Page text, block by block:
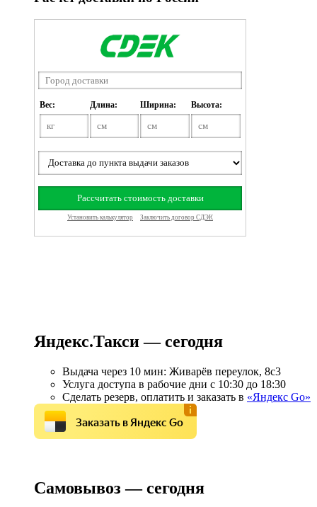
Яндекс.Такси — сегодня
Выдача через 10 мин: Живарёв переулок, 8с3
Услуга доступа в рабочие дни с 10:30 до 18:30
Сделать резерв, оплатить и заказать в «Яндекс Go»
Заказать в Яндекс Go
Самовывоз — сегодня